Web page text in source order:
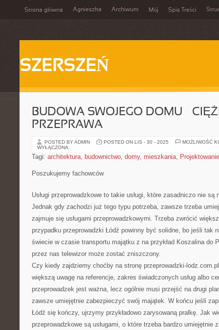
Strona główna Agnieszka Archiwum Mój Spis Treści
SZERSZEŃ
BUDOWA SWOJEGO DOMU –
PRZEPRAWA
POSTED BY ADMIN POSTED ON LIS - 30 - 2025
MOŻLIWOŚĆ
WYŁĄCZONA
Tagi: architektura, budownictwo, domy, mieszkania, Projektowanie
Poszukujemy fachowców
Usługi przeprowadzkowe to takie usługi, które zasadniczo nie są
Jednak gdy zachodzi już tego typu potrzeba, zawsze trzeba
zajmuje się usługami przeprowadzkowymi. Trzeba zwrócić
przypadku przeprowadzki Łódź powinny być solidne, bo jeśli tak
świecie w czasie transportu majątku z na przykład Koszalina do
przez nas telewizor może zostać zniszczony.
Czy kiedy zajdziemy choćby na stronę przeprowadzki-
większą uwagę na referencje, zakres świadczonych usług albo
przeprowadzek jest ważna, lecz ogólnie musi przejść na drugi
zawsze umiejętnie zabezpieczyć swój majątek. W końcu jeśli
Łódź się kończy, ujrzymy przykładowo zarysowaną pralkę. Jak
przeprowadzkowe są usługami, o które trzeba bardzo umiejętnie